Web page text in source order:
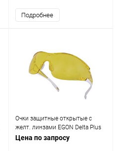
Подробнее
Очки защитные открытые с
желт. линзами EGON Delta Plus
EGONBCJA
Цена по запросу